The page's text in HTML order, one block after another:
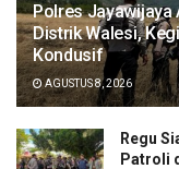
Polres Jayawijaya
Distrik Walesi,
Kondusif
AGUSTUS 8, 2026
Regu
Patroli